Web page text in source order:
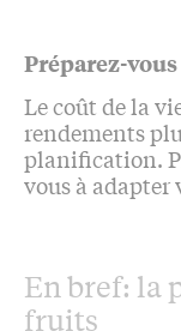
Préparez-
Le coût de la
rendements
planification.
vous à adapter
En bref: la
fruits